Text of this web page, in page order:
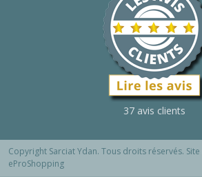
37 avis clients
Copyright Sarciat Ydan. Tous droits réservés.
eProShopping